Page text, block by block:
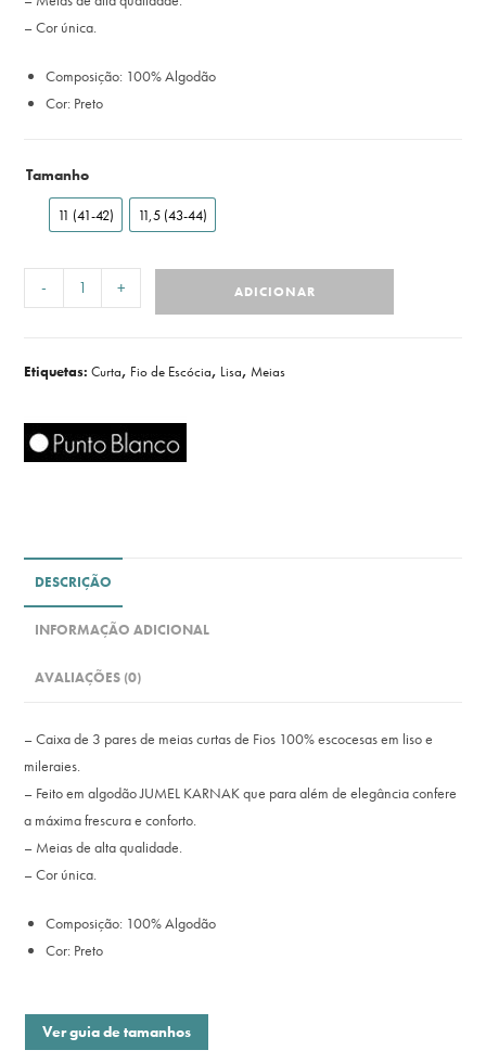
– Cor única.
Composição: 100% Algodão
Cor: Preto
Tamanho
11 (41-42) 11,5 (43-44)
- + ADICIONAR
Etiquetas:Curta, Fio de Escócia, Lisa,Meias
DESCRIÇÃO
INFORMAÇÃO ADICIONAL
AVALIAÇÕES (0)
– Caixa de 3 pares de meias curtas de Fios 100% escocesas em liso e
mileraies.
– Feito em algodão JUMEL KARNAK que para além de elegância confere
a máxima frescura e conforto.
– Meias de alta qualidade.
– Cor única.
Composição: 100% Algodão
Cor: Preto
Ver guia de tamanhos